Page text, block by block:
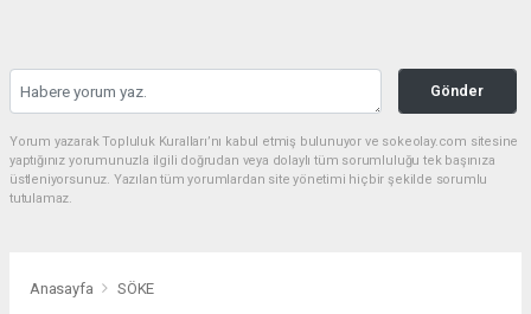
Gönder
Yorum yazarak Topluluk Kuralları’nı kabul etmiş bulunuyor ve sokeolay.com sitesine
yaptığınız yorumunuzla ilgili doğrudan veya dolaylı tüm sorumluluğu tek başınıza
üstleniyorsunuz. Yazılan tüm yorumlardan site yönetimi hiçbir şekilde sorumlu
tutulamaz.
Anasayfa SÖKE